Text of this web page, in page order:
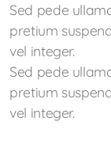
Sed pede
pretium
vel integer.
Sed pede
pretium
vel integer.